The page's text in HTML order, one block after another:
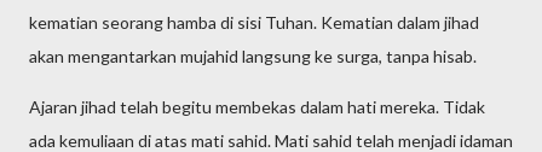
kematian seorang hamba di sisi Tuhan. Kematian dalam jihad
akan mengantarkan mujahid langsung ke surga, tanpa hisab.
Ajaran jihad telah begitu membekas dalam hati mereka. Tidak
ada kemuliaan di atas mati sahid. Mati sahid telah menjadi idaman